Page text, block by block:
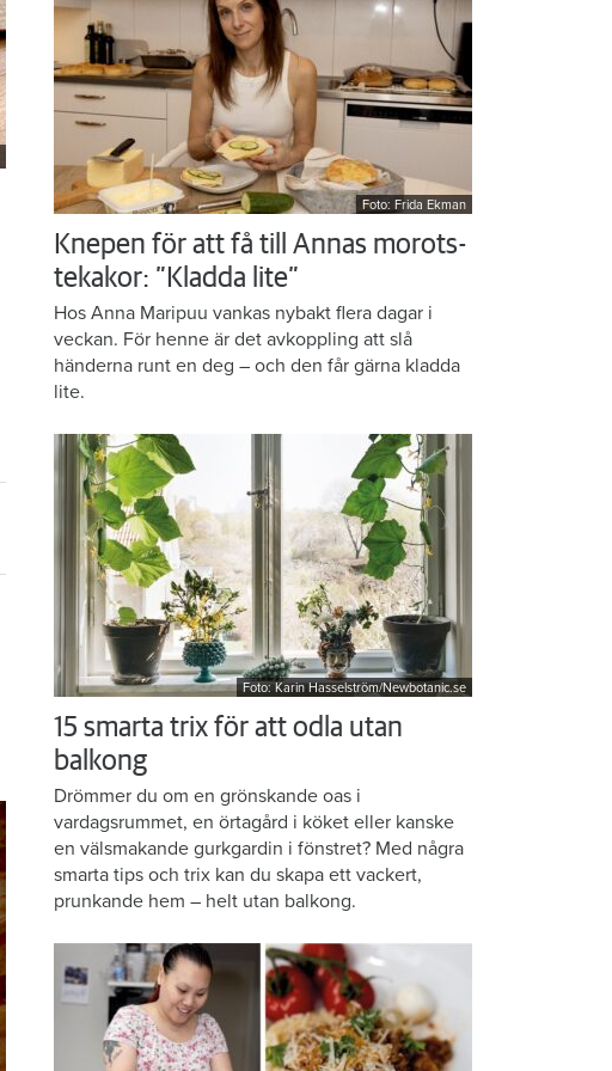
Foto: Frida Ekman
Knepen för att få till Annas morots-
tekakor: ”Kladda lite”
Hos Anna Maripuu vankas nybakt flera dagar i
veckan. För henne är det avkoppling att slå
händerna runt en deg – och den får gärna kladda
lite.
Foto: Karin Hasselström/Newbotanic.se
15 smarta trix för att odla utan
balkong
Drömmer du om en grönskande oas i
vardagsrummet, en örtagård i köket eller kanske
en välsmakande gurkgardin i fönstret? Med några
smarta tips och trix kan du skapa ett vackert,
prunkande hem – helt utan balkong.